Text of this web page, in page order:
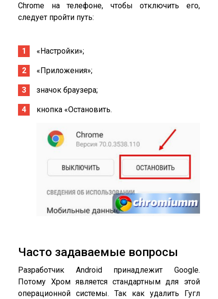
Chrome на телефоне, чтобы отключить его,
следует пройти путь:
«Настройки»;
«Приложения»;
значок браузера;
кнопка «Остановить.
Часто задаваемые вопросы
Разработчик Android принадлежит Google.
Потому Хром является стандартным для этой
операционной системы. Так как удалить Гугл